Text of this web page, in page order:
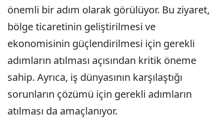
önemli bir adım olarak görülüyor. Bu ziyaret,
bölge ticaretinin geliştirilmesi ve
ekonomisinin güçlendirilmesi için gerekli
adımların atılması açısından kritik öneme
sahip. Ayrıca, iş dünyasının karşılaştığı
sorunların çözümü için gerekli adımların
atılması da amaçlanıyor.